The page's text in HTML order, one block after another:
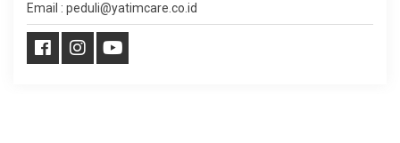
Email : peduli@yatimcare.co.id